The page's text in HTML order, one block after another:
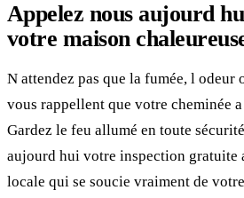
Appelez nous aujourd
votre maison
N attendez pas que la fumée, l odeur
vous rappellent que votre cheminée
Gardez le feu allumé en toute
aujourd hui votre inspection gratuite
locale qui se soucie vraiment de